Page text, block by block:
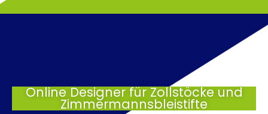
Online Designer für Zollstöcke und
Zimmermannsbleistifte